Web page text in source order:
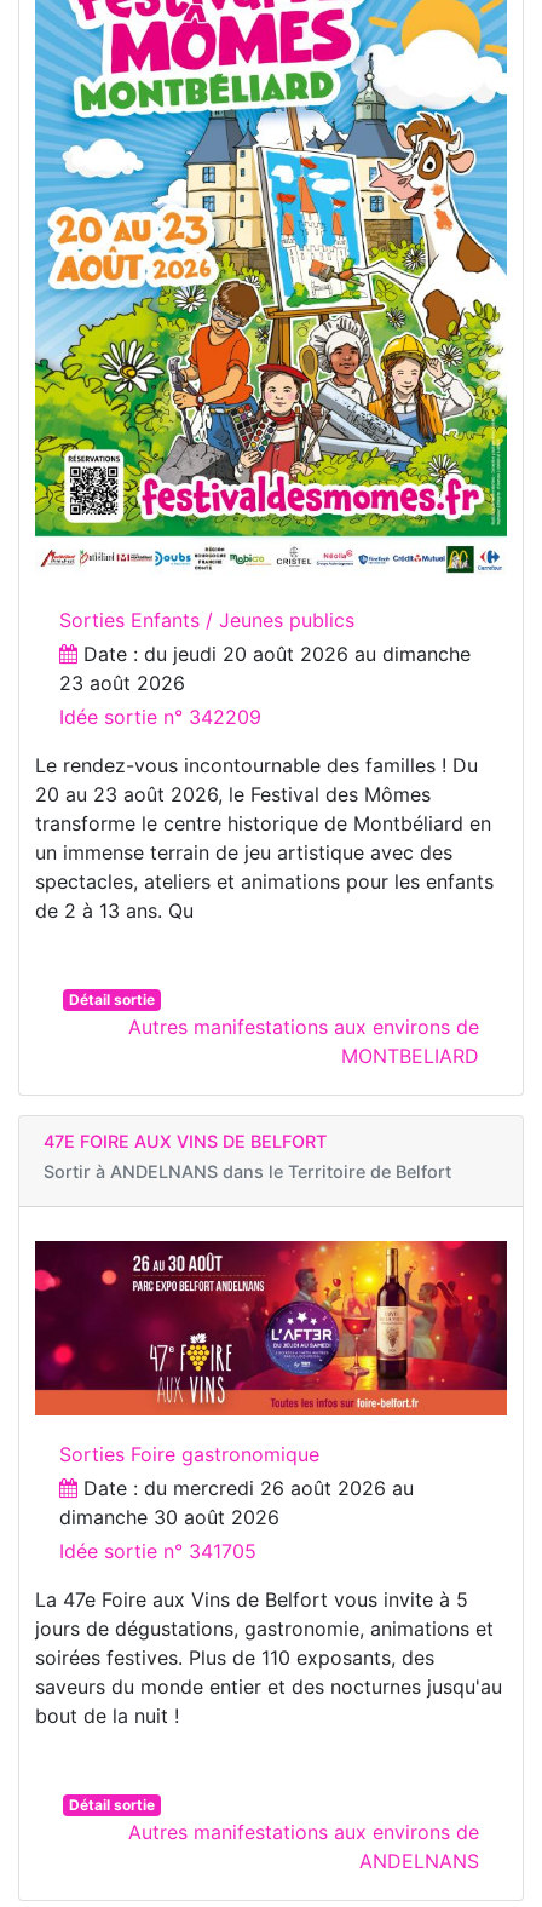
Sorties Enfants / Jeunes publics
Date : du jeudi 20 août 2026 au dimanche
23 août 2026
Idée sortie n° 342209
Le rendez-vous incontournable des familles ! Du
20 au 23 août 2026, le Festival des Mômes
transforme le centre historique de Montbéliard en
un immense terrain de jeu artistique avec des
spectacles, ateliers et animations pour les enfants
de 2 à 13 ans. Qu
Détail sortie
Autres manifestations aux environs de
MONTBELIARD
47E FOIRE AUX VINS DE BELFORT
Sortir à ANDELNANS dans le Territoire de Belfort
Sorties Foire gastronomique
Date : du mercredi 26 août 2026 au
dimanche 30 août 2026
Idée sortie n° 341705
La 47e Foire aux Vins de Belfort vous invite à 5
jours de dégustations, gastronomie, animations et
soirées festives. Plus de 110 exposants, des
saveurs du monde entier et des nocturnes jusqu'au
bout de la nuit !
Détail sortie
Autres manifestations aux environs de
ANDELNANS